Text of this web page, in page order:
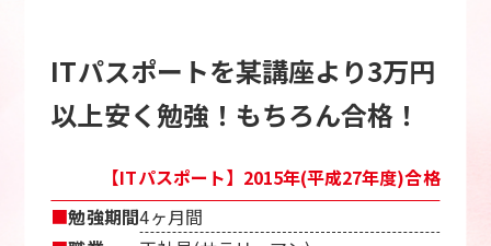
ITパスポートを某講座より3万円
以上安く勉強！もちろん合格！
【ITパスポート】2015年(平成27年度)合格
■勉強期間4ヶ月間